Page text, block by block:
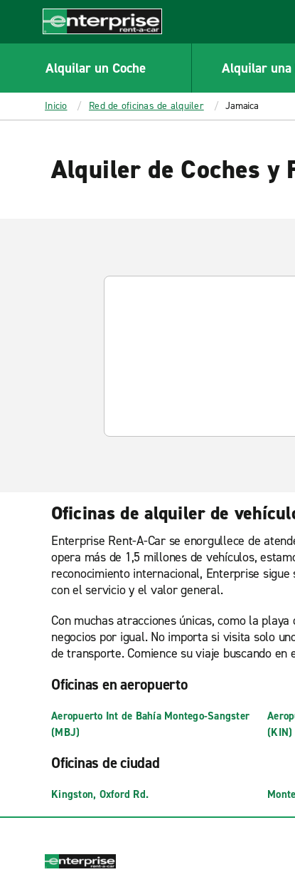
CONTENT
Enterprise
Alquilar un Coche Alquilar una
Inicio Red de oficinas de alquiler Jamaica
Alquiler de Coches y
Oficinas de alquiler de
Enterprise Rent-A-Car se enorgullece de
opera más de 1,5 millones de vehículos,
reconocimiento internacional, Enterprise
con el servicio y el valor general.
Con muchas atracciones únicas, como la
negocios por igual. No importa si visita solo
de transporte. Comience su viaje buscando
Oficinas en aeropuerto
Aeropuerto Int de Bahía Montego-Sangster
(MBJ)
(KIN)
Oficinas de ciudad
Kingston, Oxford Rd.